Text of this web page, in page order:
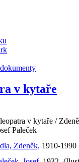
v kytaře
v kytaře /
Paleček
Zdeněk, 1910-